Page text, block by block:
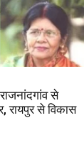
से
रायपुर से विकास